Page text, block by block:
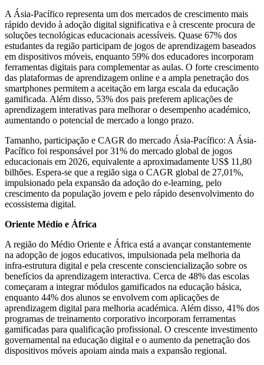
A Ásia-Pacífico representa um dos mercados de crescimento mais
rápido devido à adoção digital significativa e à crescente procura de
soluções tecnológicas educacionais acessíveis. Quase 67% dos
estudantes da região participam de jogos de aprendizagem baseados
em dispositivos móveis, enquanto 59% dos educadores incorporam
ferramentas digitais para complementar as aulas. O forte crescimento
das plataformas de aprendizagem online e a ampla penetração dos
smartphones permitem a aceitação em larga escala da educação
gamificada. Além disso, 53% dos pais preferem aplicações de
aprendizagem interativas para melhorar o desempenho académico,
aumentando o potencial de mercado a longo prazo.
Tamanho, participação e CAGR do mercado Ásia-Pacífico: A Ásia-
Pacífico foi responsável por 31% do mercado global de jogos
educacionais em 2026, equivalente a aproximadamente US$ 11,80
bilhões. Espera-se que a região siga o CAGR global de 27,01%,
impulsionado pela expansão da adoção do e-learning, pelo
crescimento da população jovem e pelo rápido desenvolvimento do
ecossistema digital.
Oriente Médio e África
A região do Médio Oriente e África está a avançar constantemente
na adopção de jogos educativos, impulsionada pela melhoria da
infra-estrutura digital e pela crescente consciencialização sobre os
benefícios da aprendizagem interactiva. Cerca de 48% das escolas
começaram a integrar módulos gamificados na educação básica,
enquanto 44% dos alunos se envolvem com aplicações de
aprendizagem digital para melhoria académica. Além disso, 41% dos
programas de treinamento corporativo incorporam ferramentas
gamificadas para qualificação profissional. O crescente investimento
governamental na educação digital e o aumento da penetração dos
dispositivos móveis apoiam ainda mais a expansão regional.